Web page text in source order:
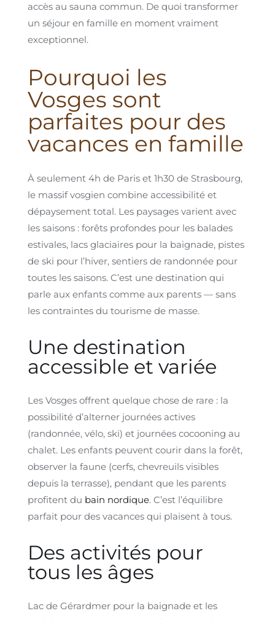
accès au sauna commun. De quoi transformer
un séjour en famille en moment vraiment
exceptionnel.
Pourquoi les
Vosges sont
parfaites pour des
vacances en famille
À seulement 4h de Paris et 1h30 de Strasbourg,
le massif vosgien combine accessibilité et
dépaysement total. Les paysages varient avec
les saisons : forêts profondes pour les balades
estivales, lacs glaciaires pour la baignade, pistes
de ski pour l’hiver, sentiers de randonnée pour
toutes les saisons. C’est une destination qui
parle aux enfants comme aux parents — sans
les contraintes du tourisme de masse.
Une destination
accessible et variée
Les Vosges offrent quelque chose de rare : la
possibilité d’alterner journées actives
(randonnée, vélo, ski) et journées cocooning au
chalet. Les enfants peuvent courir dans la forêt,
observer la faune (cerfs, chevreuils visibles
depuis la terrasse), pendant que les parents
profitent du bain nordique. C’est l’équilibre
parfait pour des vacances qui plaisent à tous.
Des activités pour
tous les âges
Lac de Gérardmer pour la baignade et les